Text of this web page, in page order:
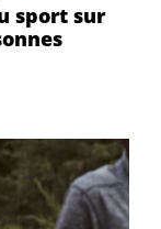
sport sur